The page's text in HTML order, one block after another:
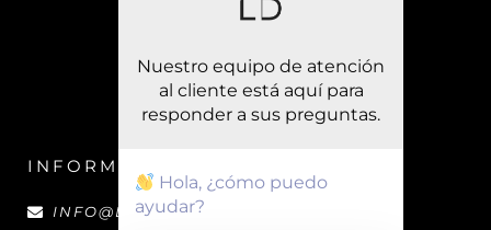
INFORMACIÓN
INFO@LAURADAVILA.CO
Nuestro equipo de atención
al cliente está aquí para
responder a sus preguntas.
Hola, ¿cómo puedo
ayudar?